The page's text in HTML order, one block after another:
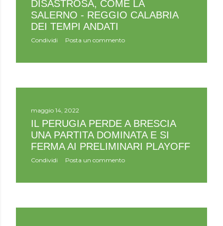
DISASTROSA, COME LA
SALERNO - REGGIO CALABRIA
DEI TEMPI ANDATI
Condividi Posta un commento
maggio 14, 2022
IL PERUGIA PERDE A BRESCIA
UNA PARTITA DOMINATA E SI
FERMA AI PRELIMINARI PLAYOFF
Condividi Posta un commento